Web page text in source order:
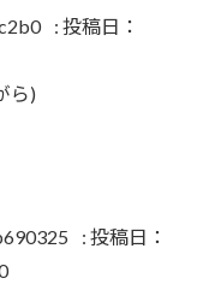
: 投稿日：
ら)
: 投稿日：